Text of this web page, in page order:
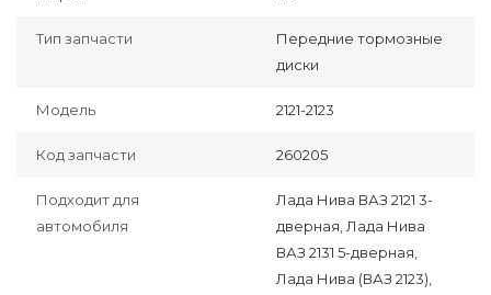
Тип запчасти
Передние тормозные
диски
Модель 2121-2123
Код запчасти 260205
Подходит для
автомобиля
Лада Нива ВАЗ 2121 3-
дверная, Лада Нива
ВАЗ 2131 5-дверная,
Лада Нива (ВАЗ 2123),